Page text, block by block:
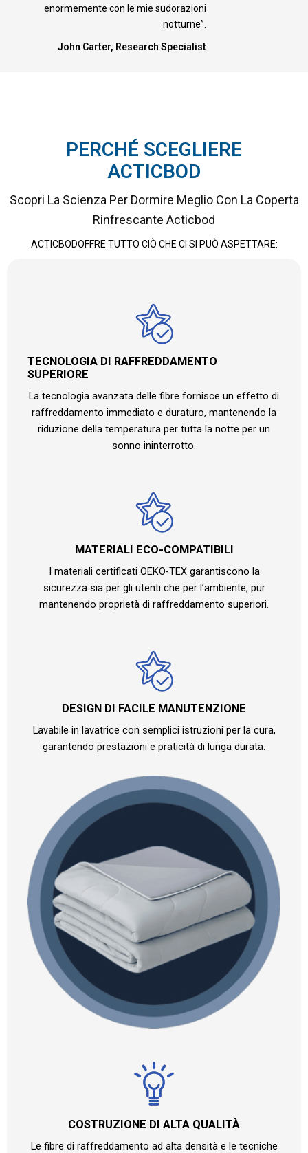
enormemente con le mie sudorazioni
notturne”.
John Carter, Research Specialist
PERCHÉ SCEGLIERE
ACTICBOD
Scopri La Scienza Per Dormire Meglio Con La Coperta
Rinfrescante Acticbod
ACTICBODOFFRE TUTTO CIÒ CHE CI SI PUÒ ASPETTARE:
TECNOLOGIA DI RAFFREDDAMENTO
SUPERIORE
La tecnologia avanzata delle fibre fornisce un effetto di
raffreddamento immediato e duraturo, mantenendo la
riduzione della temperatura per tutta la notte per un
sonno ininterrotto.
MATERIALI ECO-COMPATIBILI
I materiali certificati OEKO-TEX garantiscono la
sicurezza sia per gli utenti che per l’ambiente, pur
mantenendo proprietà di raffreddamento superiori.
DESIGN DI FACILE MANUTENZIONE
Lavabile in lavatrice con semplici istruzioni per la cura,
garantendo prestazioni e praticità di lunga durata.
COSTRUZIONE DI ALTA QUALITÀ
Le fibre di raffreddamento ad alta densità e le tecniche